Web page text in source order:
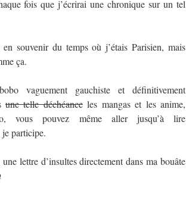
fois que j’écrirai une chronique sur un tel
souvenir du temps où j’étais Parisien, mais
ça.
vaguement gauchiste et définitivement
une telle déchéanceles mangas et les anime,
pouvez même aller jusqu’à lire
je participe.
lettre d’insultes directement dans ma bouâte